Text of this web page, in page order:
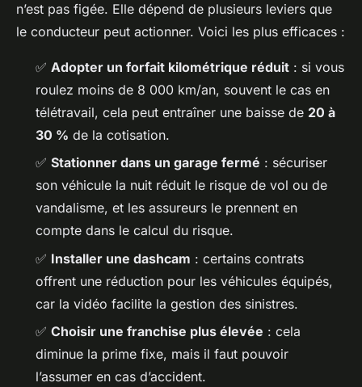
n’est pas figée. Elle dépend de plusieurs leviers que
le conducteur peut actionner. Voici les plus efficaces :
✅ Adopter un forfait kilométrique réduit : si vous
roulez moins de 8 000 km/an, souvent le cas en
télétravail, cela peut entraîner une baisse de 20 à
30 % de la cotisation.
✅ Stationner dans un garage fermé : sécuriser
son véhicule la nuit réduit le risque de vol ou de
vandalisme, et les assureurs le prennent en
compte dans le calcul du risque.
✅ Installer une dashcam : certains contrats
offrent une réduction pour les véhicules équipés,
car la vidéo facilite la gestion des sinistres.
✅ Choisir une franchise plus élevée : cela
diminue la prime fixe, mais il faut pouvoir
l’assumer en cas d’accident.